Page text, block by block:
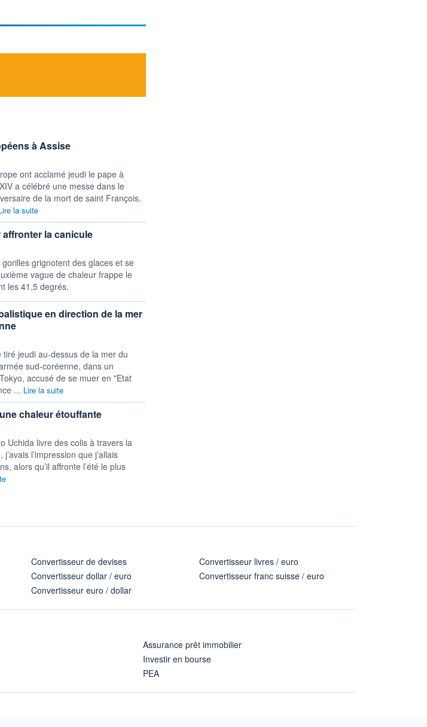
à Assise
ont acclamé jeudi le pape à
a célébré une messe dans le
de la mort de saint François.
la suite
la canicule
grignotent des glaces et se
vague de chaleur frappe le
les 41,5 degrés.
en direction de la mer
jeudi au-dessus de la mer du
sud-coréenne, dans un
accusé de se muer en "Etat
... Lire la suite
chaleur étouffante
Uchida livre des colis à travers la
l’impression que j’allais
alors qu’il affronte l’été le plus
Convertisseur de devises
Convertisseur dollar / euro
Convertisseur euro / dollar
Convertisseur livres / euro
Convertisseur franc suisse / euro
Assurance prêt immobilier
Investir en bourse
PEA